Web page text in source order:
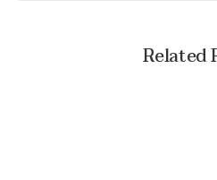
Related